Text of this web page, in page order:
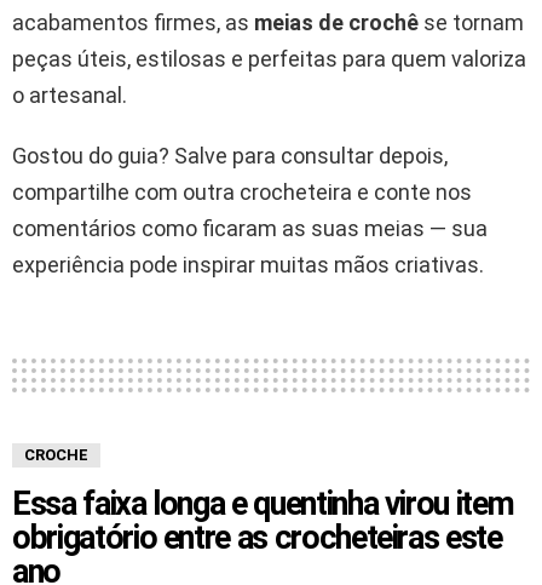
acabamentos firmes, as meias de crochê se tornam
peças úteis, estilosas e perfeitas para quem valoriza
o artesanal.
Gostou do guia? Salve para consultar depois,
compartilhe com outra crocheteira e conte nos
comentários como ficaram as suas meias — sua
experiência pode inspirar muitas mãos criativas.
CROCHE
Essa faixa longa e quentinha virou item
obrigatório entre as crocheteiras este
ano